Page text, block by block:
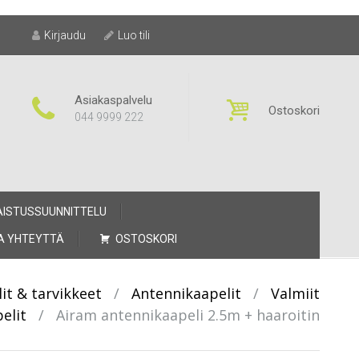
Kirjaudu Luo tili
Asiakaspalvelu
044 9999 222 Ostoskori
YHTEYTTÄ OSTOSKORI
& tarvikkeet / Antennikaapelit /
Valmiit
/ Airam antennikaapeli 2.5m + haaroitin